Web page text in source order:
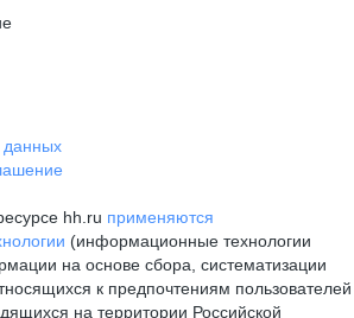
данных
hh.ru применяются
(информационные технологии
на основе сбора, систематизации
к предпочтениям пользователей
на территории Российской